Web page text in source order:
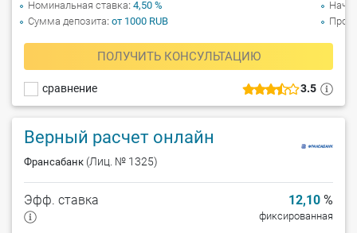
3.5
сравнение
ПОЛУЧИТЬ КОНСУЛЬТАЦИЮ
Номинальная ставка 4,50 %
Сумма депозита от 1000 RUB
Верный расчет онлайн
Франсабанк (Лиц. № 1325)
Эфф. ставка 12,10 %
фиксированная